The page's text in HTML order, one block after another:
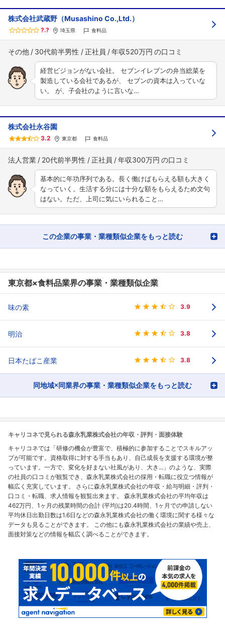
株式会社武蔵野（Musashino Co.,Ltd.）
?.? 埼玉県 食料品
その他 30代前半男性 正社員 年収520万円
経営ビジョンがない会社。 セブンイレブンの弁当総菜を
製造している会社であるが、 セブンの資本は入っていな
い。 が、子会社のように言いな…
株式会社永谷園
3.2 東京都 食料品
法人営業 20代前半男性 正社員 年収300万円
基本的に年功序列である。長く働けばもらえる額も大きく
なっていく。生活する分には十分な額をもらえるため文句
はない。ただ、上司に気にいられること…
この企業の事業・業種類似企業をもっと読む
東京都×食料品業界の事業・業種類似企業
味の素 3.9
明治 3.8
日本たばこ産業 3.8
同地域×同業界の事業・業種類似企業をもっと読む
キャリコネで見られる森永乳業株式会社の年収・評判・面接体験
キャリコネでは「研修の機会が豊富で、積極的に参加することでスキルアッ
プが可能です。資格取得に対する手当もあり、自己成長を支援する環境が整
っています。一方で、変化を好まない社風があり、大き...」のような、実際
の社員の口コミが観覧でき、森永乳業株式会社の採用・転職に役立つ情報が
幅広く充実しています。 さらに森永乳業株式会社の年収・給与明細・評判・
口コミ・転職、求人情報を観覧出来ます。 森永乳業株式会社の平均年収は
462万円、1ヶ月の残業時間の合計 (平均)は20.4時間、1ヶ月での申請しない
平均休日出勤日数は1.6日などの森永乳業株式会社の働く環境に関する様々な
データも見ることができます。 この他にも森永乳業株式会社の業績や売上、
面接対策などの情報を幅広く調べることができます。